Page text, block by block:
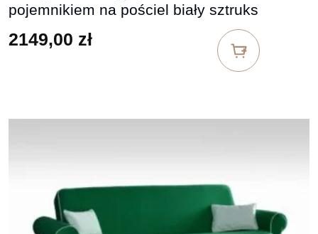
pojemnikiem na pościel biały sztruks
2149,00 zł